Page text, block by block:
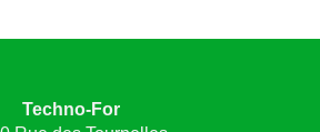
Techno-For